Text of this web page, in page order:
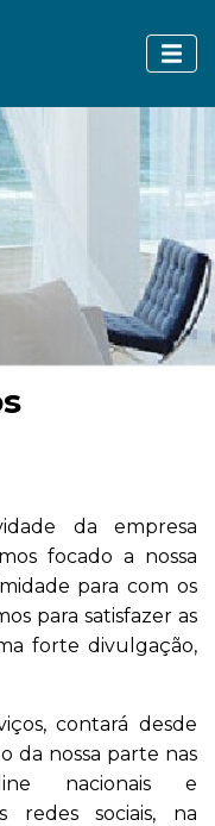
da empresa
focado a nossa
para com os
para satisfazer as
forte divulgação,
contará desde
da nossa parte nas
nacionais e
redes sociais, na